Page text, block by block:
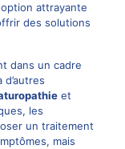
attrayante
des solutions
dans un cadre
et
les
un traitement
mais